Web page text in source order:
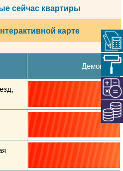
сейчас квартиры
карте